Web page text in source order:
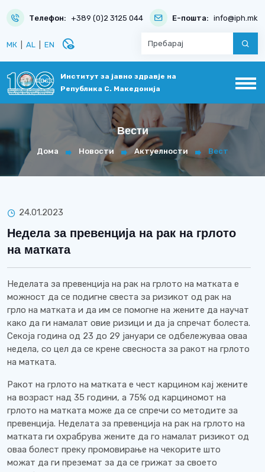
Телефон: +389 (0)2 3125 044 Е-пошта: info@iph.mk
МК AL EN disabled_visible
Институт за јавно здравје на
Република С. Македонија
Вести
Дома Новости Актуелности Вест
24.01.2023
Недела за превенција на рак на грлото
на матката
Неделата за превенција на рак на грлото на матката е
можност да се подигне свеста за ризикот од рак на
грло на матката и да им се помогне на жените да научат
како да ги намалат овие ризици и да ја спречат болеста.
Секоја година од 23 до 29 јануари се одбележуваа оваа
недела, со цел да се крене свесноста за ракот на грлото
на матката.
Ракот на грлото на матката е чест карцином кај жените
на возраст над 35 години, а 75% од карциномот на
грлото на матката може да се спречи со методите за
превенција. Неделата за превенција на рак на грлото на
матката ги охрабрува жените да го намалат ризикот од
оваа болест преку промовирање на чекорите што
можат да ги преземат за да се грижат за своето